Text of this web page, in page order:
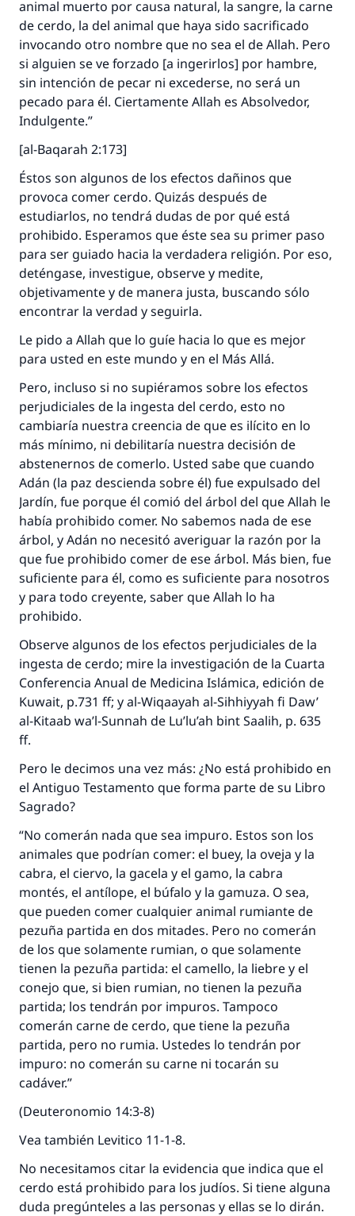
animal muerto por causa natural, la sangre, la carne
de cerdo, la del animal que haya sido sacrificado
invocando otro nombre que no sea el de Allah. Pero
si alguien se ve forzado [a ingerirlos] por hambre,
sin intención de pecar ni excederse, no será un
pecado para él. Ciertamente Allah es Absolvedor,
Indulgente.”
[al-Baqarah 2:173]
Éstos son algunos de los efectos dañinos que
provoca comer cerdo. Quizás después de
estudiarlos, no tendrá dudas de por qué está
prohibido. Esperamos que éste sea su primer paso
para ser guiado hacia la verdadera religión. Por eso,
deténgase, investigue, observe y medite,
objetivamente y de manera justa, buscando sólo
encontrar la verdad y seguirla.
Le pido a Allah que lo guíe hacia lo que es mejor
para usted en este mundo y en el Más Allá.
Pero, incluso si no supiéramos sobre los efectos
perjudiciales de la ingesta del cerdo, esto no
cambiaría nuestra creencia de que es ilícito en lo
más mínimo, ni debilitaría nuestra decisión de
abstenernos de comerlo. Usted sabe que cuando
Adán (la paz descienda sobre él) fue expulsado del
Jardín, fue porque él comió del árbol del que Allah le
había prohibido comer. No sabemos nada de ese
árbol, y Adán no necesitó averiguar la razón por la
que fue prohibido comer de ese árbol. Más bien, fue
suficiente para él, como es suficiente para nosotros
y para todo creyente, saber que Allah lo ha
prohibido.
Observe algunos de los efectos perjudiciales de la
ingesta de cerdo; mire la investigación de la Cuarta
Conferencia Anual de Medicina Islámica, edición de
Kuwait, p.731 ff; y al-Wiqaayah al-Sihhiyyah fi Daw’
al-Kitaab wa’l-Sunnah de Lu’lu’ah bint Saalih, p. 635
ff.
Pero le decimos una vez más: ¿No está prohibido en
el Antiguo Testamento que forma parte de su Libro
Sagrado?
“No comerán nada que sea impuro. Estos son los
animales que podrían comer: el buey, la oveja y la
cabra, el ciervo, la gacela y el gamo, la cabra
montés, el antílope, el búfalo y la gamuza. O sea,
que pueden comer cualquier animal rumiante de
pezuña partida en dos mitades. Pero no comerán
de los que solamente rumian, o que solamente
tienen la pezuña partida: el camello, la liebre y el
conejo que, si bien rumian, no tienen la pezuña
partida; los tendrán por impuros. Tampoco
comerán carne de cerdo, que tiene la pezuña
partida, pero no rumia. Ustedes lo tendrán por
impuro: no comerán su carne ni tocarán su
cadáver.”
(Deuteronomio 14:3-8)
Vea también Levitico 11-1-8.
No necesitamos citar la evidencia que indica que el
cerdo está prohibido para los judíos. Si tiene alguna
duda pregúnteles a las personas y ellas se lo dirán.
IslamQA.
Profeta ﷺ dijo:
"Una persona que orienta a otros a hacer el
bien obtendrá la misma recompensa que
aquellos que lo realicen."
Contribuir